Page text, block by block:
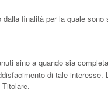
finalità per la quale
sino a quando sia
di tale interesse.